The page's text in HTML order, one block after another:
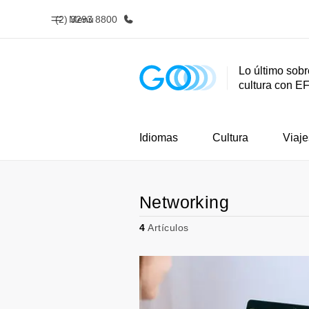
Menú
(2) 3293 8800
Inicio
Lo último
cultura con EF
Idiomas Cultura
Networking
4 Artículos